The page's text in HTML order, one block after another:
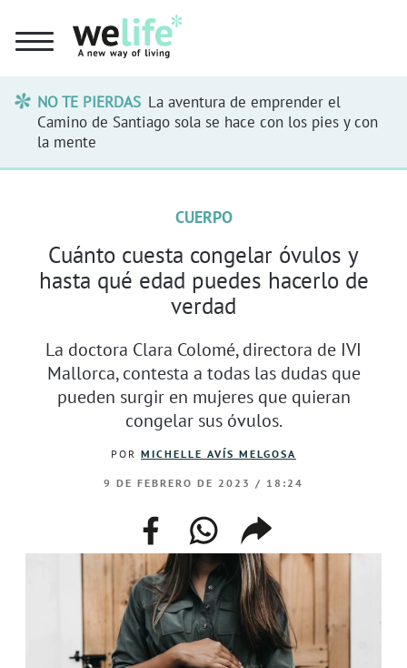
NO TE PIERDAS La aventura de emprender el
Camino de Santiago sola se hace con los pies y con
la mente
CUERPO
Cuánto cuesta congelar óvulos y
hasta qué edad puedes hacerlo de
verdad
La doctora Clara Colomé, directora de IVI
Mallorca, contesta a todas las dudas que
pueden surgir en mujeres que quieran
congelar sus óvulos.
POR MICHELLE AVÍS MELGOSA
9 DE FEBRERO DE 2023 / 18:24
facebookwhatsappcompartir
enlace